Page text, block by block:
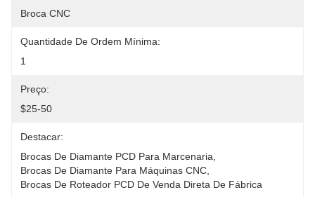
Broca CNC
Quantidade De Ordem Mínima:
1
Preço:
$25-50
Destacar:
Brocas De Diamante PCD Para Marcenaria
Brocas De Diamante Para Máquinas CNC
Brocas De Roteador PCD De Venda Direta De Fábrica